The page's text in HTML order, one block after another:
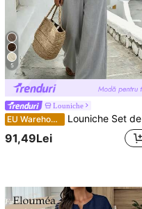
5
Louniche
EU Warehouse Louniche Set de 2 piese pentru femei, primăvară/vară, casual, lejer, cu top cu mânecă scurtă și design cu noduri laterale și pantaloni cu șnur, stil de vacanță
91,49Lei